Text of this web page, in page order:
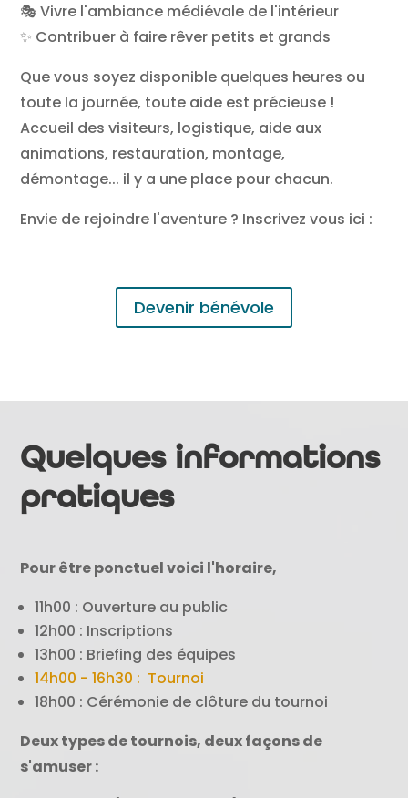
🎭 Vivre l'ambiance médiévale de l'intérieur
✨ Contribuer à faire rêver petits et grands
Que vous soyez disponible quelques heures ou
toute la journée, toute aide est précieuse !
Accueil des visiteurs, logistique, aide aux
animations, restauration, montage,
démontage... il y a une place pour chacun.
Envie de rejoindre l'aventure ? Inscrivez vous ici :
Devenir bénévole
Quelques informations
pratiques
Pour être ponctuel voici l'horaire,
11h00 : Ouverture au public
12h00 : Inscriptions
13h00 : Briefing des équipes
14h00 - 16h30 : Tournoi
18h00 : Cérémonie de clôture du tournoi
Deux types de tournois, deux façons de
s'amuser :